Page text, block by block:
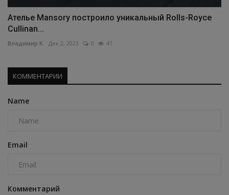
Ателье Mansory построило уникальный Rolls-Royce
Cullinan...
Владимир К. Дек 2, 2023 0 41
КОММЕНТАРИИ
Name
Email
Комментарий